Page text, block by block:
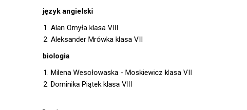
język angielski
Alan Omyła klasa VIII
Aleksander Mrówka klasa VII
biologia
Milena Wesołowaska - Moskiewicz klasa VII
Dominika Piątek klasa VIII